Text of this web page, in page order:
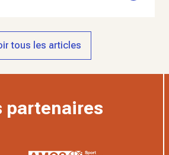
tous les articles
partenaires